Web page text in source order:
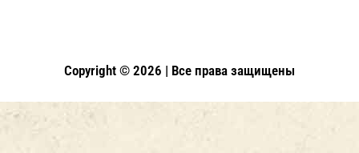
Copyright © 2026 | Все права защищены